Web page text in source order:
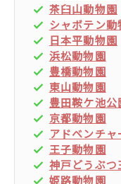
茶臼山動物園
シャボテン動
日本平動物園
浜松動物園
豊橋動物園
東山動物園
豊田鞍ケ池公
京都動物園
アドベンチ
王子動物園
神戸どうぶつ
姫路動物園